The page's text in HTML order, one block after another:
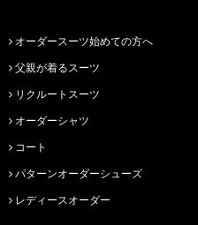
オーダースーツ始めての方へ
父親が着るスーツ
リクルートスーツ
オーダーシャツ
コート
パターンオーダーシューズ
レディースオーダー